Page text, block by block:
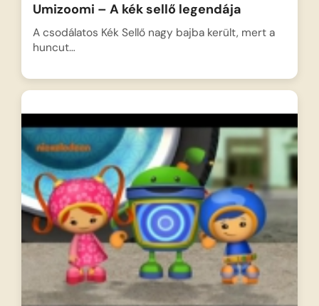
Umizoomi – A kék sellő legendája
A csodálatos Kék Sellő nagy bajba került, mert a
huncut…